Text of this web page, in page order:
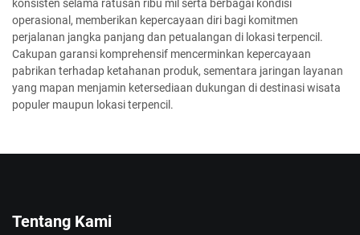
konsisten selama ratusan ribu mil serta berbagai kondisi
operasional, memberikan kepercayaan diri bagi komitmen
perjalanan jangka panjang dan petualangan di lokasi terpencil.
Cakupan garansi komprehensif mencerminkan kepercayaan
pabrikan terhadap ketahanan produk, sementara jaringan layanan
yang mapan menjamin ketersediaan dukungan di destinasi wisata
populer maupun lokasi terpencil.
Tentang Kami